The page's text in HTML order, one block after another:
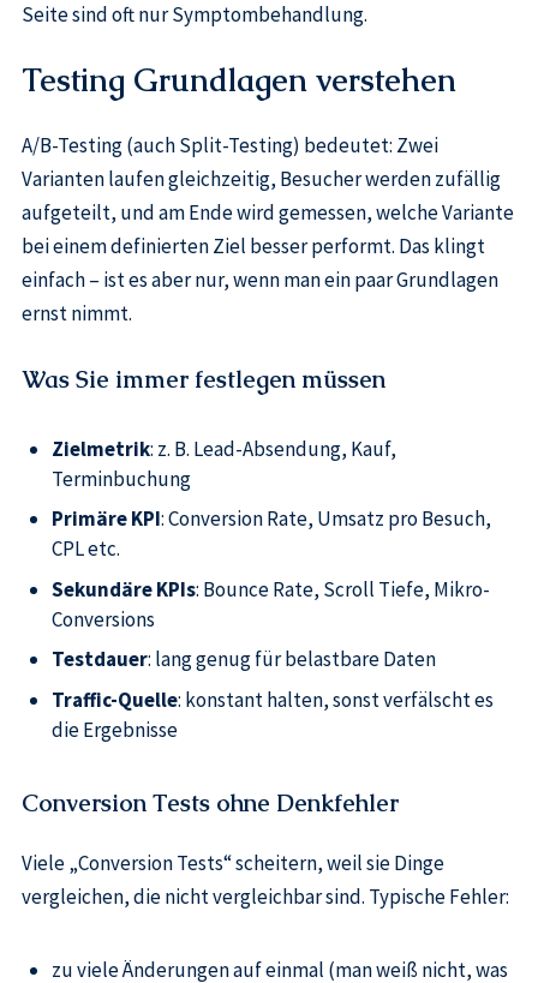
Seite sind oft nur Symptombehandlung.
Testing Grundlagen verstehen
A/B-Testing (auch Split-Testing) bedeutet: Zwei
Varianten laufen gleichzeitig, Besucher werden zufällig
aufgeteilt, und am Ende wird gemessen, welche Variante
bei einem definierten Ziel besser performt. Das klingt
einfach – ist es aber nur, wenn man ein paar Grundlagen
ernst nimmt.
Was Sie immer festlegen müssen
Zielmetrik: z. B. Lead-Absendung, Kauf,
Terminbuchung
Primäre KPI: Conversion Rate, Umsatz pro Besuch,
CPL etc.
Sekundäre KPIs: Bounce Rate, Scroll Tiefe, Mikro-
Conversions
Testdauer: lang genug für belastbare Daten
Traffic-Quelle: konstant halten, sonst verfälscht es
die Ergebnisse
Conversion Tests ohne Denkfehler
Viele „Conversion Tests“ scheitern, weil sie Dinge
vergleichen, die nicht vergleichbar sind. Typische Fehler:
zu viele Änderungen auf einmal (man weiß nicht, was